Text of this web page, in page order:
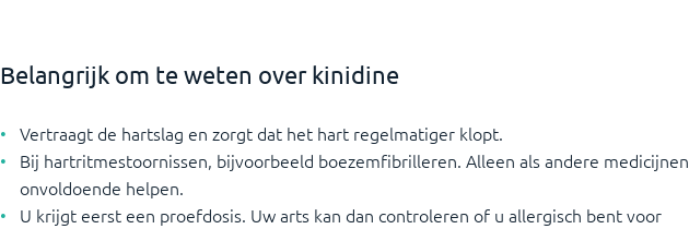
Belangrijk om te weten over kinidine
Vertraagt de hartslag en zorgt dat het hart regelmatiger klopt.
Bij hartritmestoornissen, bijvoorbeeld boezemfibrilleren. Alleen als andere medicijnen
onvoldoende helpen.
U krijgt eerst een proefdosis. Uw arts kan dan controleren of u allergisch bent voor